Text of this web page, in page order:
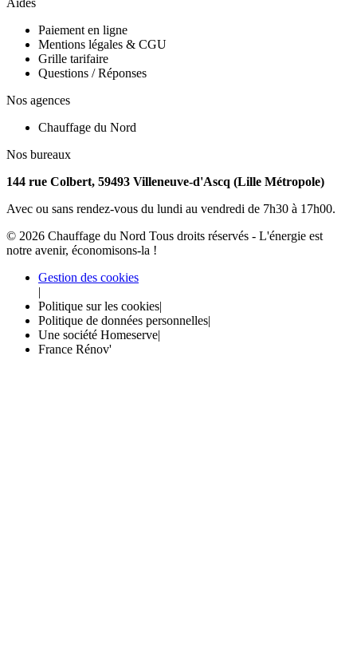
Paiement en ligne
Mentions légales & CGU
Grille tarifaire
Questions / Réponses
Nos agences
Chauffage du Nord
Nos bureaux
144 rue Colbert, 59493 Villeneuve-d'Ascq (Lille Métropole)
Avec ou sans rendez-vous du lundi au vendredi de 7h30 à 17h00.
© 2026 Chauffage du Nord Tous droits réservés - L'énergie est
notre avenir, économisons-la !
Gestion des cookies
|
Politique sur les cookies|
Politique de données personnelles|
Une société Homeserve|
France Rénov'